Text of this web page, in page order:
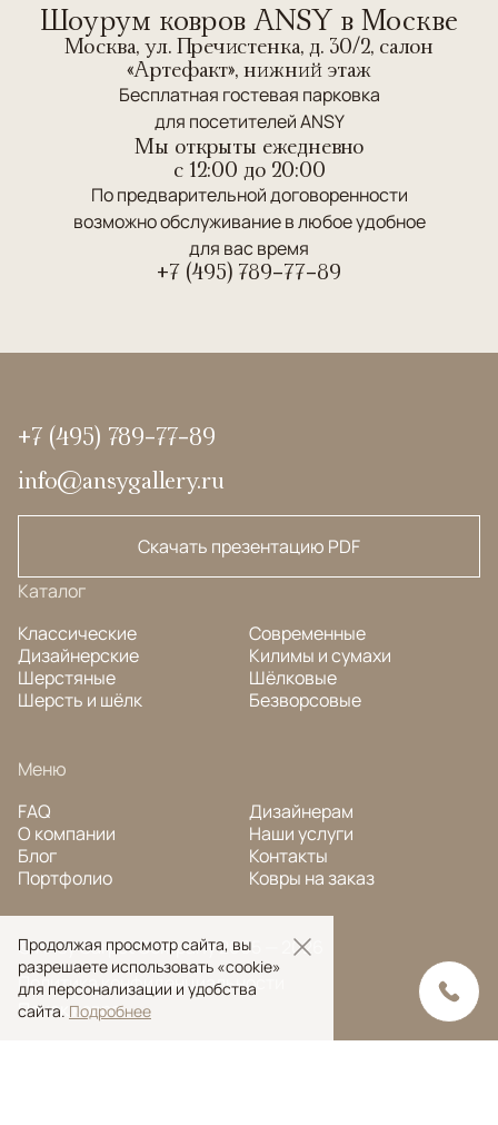
Шоурум ковров ANSY в Москве
Москва, ул. Пречистенка, д. 30/2, салон
«Артефакт», нижний этаж
Бесплатная гостевая парковка
для посетителей ANSY
Мы открыты ежедневно
c 12:00 до 20:00
По предварительной договоренности
возможно обслуживание в любое удобное
для вас время
+7 (495) 789-77-89
+7 (495) 789-77-89
info@ansygallery.ru
Скачать презентацию PDF
Каталог
Классические
Дизайнерские
Шерстяные
Шерсть и шёлк
Современные
Килимы и сумахи
Шёлковые
Безворсовые
Меню
FAQ
О компании
Блог
Портфолио
Дизайнерам
Наши услуги
Контакты
Ковры на заказ
© Ansy Carpet Company 2005 — 2026
Политика конфиденциальности
Поиск ковра
Продолжая просмотр сайта, вы
разрешаете использовать «cookie»
для персонализации и удобства
сайта. Подробнее